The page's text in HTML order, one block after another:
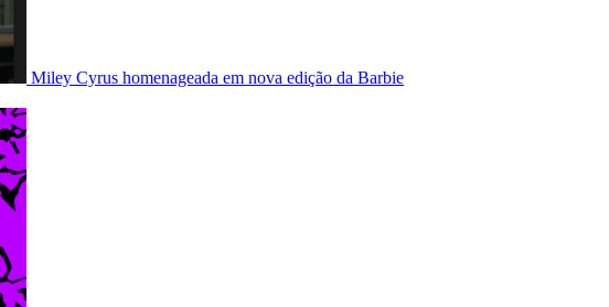
Miley Cyrus homenageada em nova edição da Barbie